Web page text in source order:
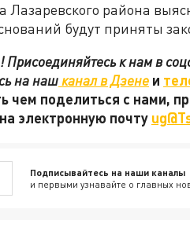
района
будут приняты
к нам в
на нашканал в Дзене и
чем поделиться с нами,
электронную почту
Подписывайтесь на наши каналы
и первыми узнавайте о главных